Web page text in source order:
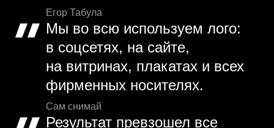
Егор Табула
Мы во всю используем лого:
в соцсетях, на сайте,
на витринах, плакатах и всех
фирменных носителях.
Сам снимай
Результат превзошел все